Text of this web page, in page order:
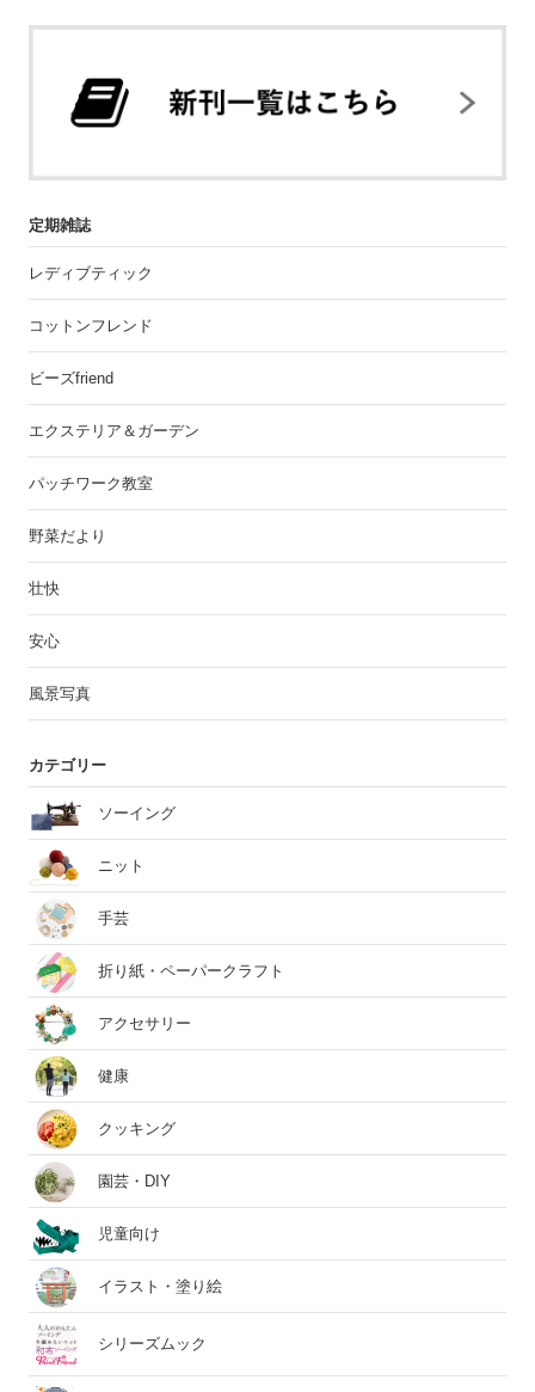
定期雑誌
レディブティック
コットンフレンド
ビーズfriend
エクステリア＆ガーデン
パッチワーク教室
野菜だより
壮快
安心
風景写真
カテゴリー
ソーイング
ニット
手芸
折り紙・ペーパークラフト
アクセサリー
健康
クッキング
園芸・DIY
児童向け
イラスト・塗り絵
シリーズムック